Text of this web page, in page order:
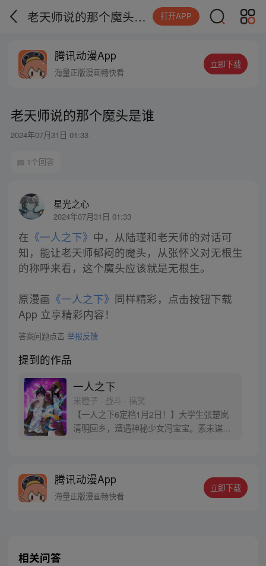
老天师说的那个魔头是谁 打开APP
腾讯动漫App
海量正版漫画畅快看
立即下载
老天师说的那个魔头是谁
2024年07月31日 01:33
1个回答
星光之心
2024年07月31日 01:33
在 《一人之下》 中，从陆瑾和老天师的对话可
知，能让老天师郁闷的魔头，从张怀义对无根生
的称呼来看，这个魔头应该就是无根生。
原漫画 《一人之下》 同样精彩，点击按钮下载
App 立享精彩内容！
答案问题点击 举报反馈
提到的作品
一人之下
米橙子 · 战斗 · 搞笑
【一人之下6定档1月2日！】大学生张楚岚
清明回乡，遭遇神秘少女冯宝宝。素未谋面
密，张楚岚的生活被彻底颠覆，与冯宝宝一
同踏上“异人”之旅。
腾讯动漫App
海量正版漫画畅快看
立即下载
相关问答